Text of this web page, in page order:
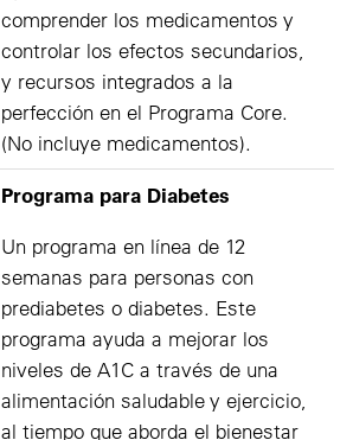
comprender los medicamentos y
controlar los efectos secundarios,
y recursos integrados a la
perfección en el Programa Core.
(No incluye medicamentos).
Programa para Diabetes
Un programa en línea de 12
semanas para personas con
prediabetes o diabetes. Este
programa ayuda a mejorar los
niveles de A1C a través de una
alimentación saludable y ejercicio,
al tiempo que aborda el bienestar